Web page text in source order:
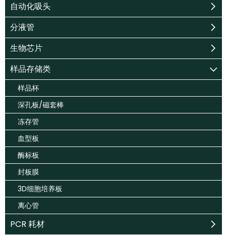
自动化吸头
分液管
生物芯片
样品存储类
样品杯
深孔板/磁套棒
冻存管
血型板
酶标板
封板膜
3D细胞培养板
离心管
PCR 耗材